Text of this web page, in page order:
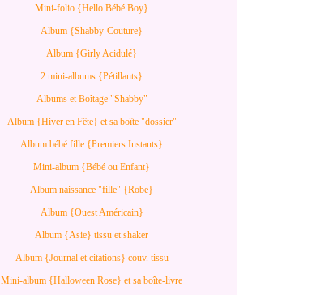
Mini-folio {Hello Bébé Boy}
Album {Shabby-Couture}
Album {Girly Acidulé}
2 mini-albums {Pétillants}
Albums et Boîtage "Shabby"
Album {Hiver en Fête} et sa boîte "dossier"
Album bébé fille {Premiers Instants}
Mini-album {Bébé ou Enfant}
Album naissance "fille" {Robe}
Album {Ouest Américain}
Album {Asie} tissu et shaker
Album {Journal et citations} couv. tissu
Mini-album {Halloween Rose} et sa boîte-livre